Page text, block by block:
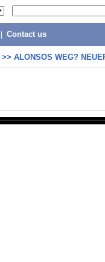
Contact us
>> ALONSOS WEG?